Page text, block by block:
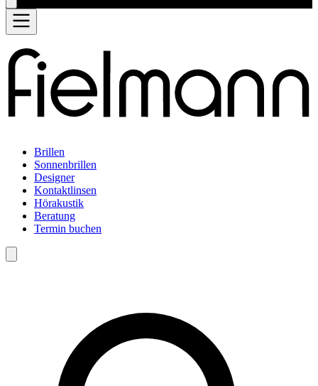
Brillen
Sonnenbrillen
Designer
Kontaktlinsen
Hörakustik
Beratung
Termin buchen